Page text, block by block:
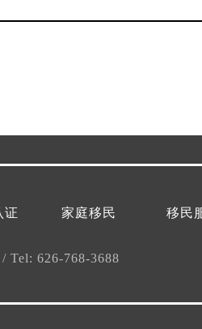
移民
家庭移民
证
/ Tel: 626-768-3688